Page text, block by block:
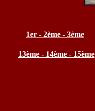
1er - 2ème - 3ème
13ème - 14ème - 15ème